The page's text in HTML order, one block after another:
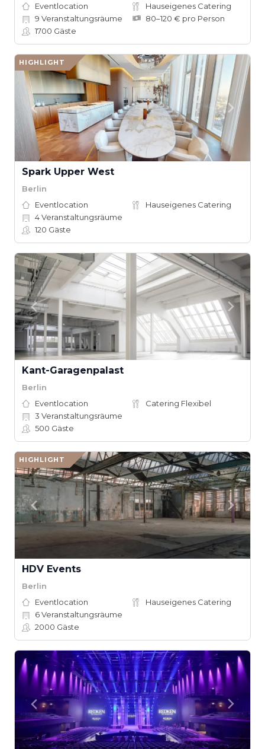
Eventlocation
Hauseigenes Catering
9 Veranstaltungsräume
80–120 € pro Person
1700 Gäste
HIGHLIGHT
Spark Upper West
Berlin
Eventlocation
Hauseigenes Catering
4Veranstaltungsräume
120 Gäste
Kant-Garagenpalast
Berlin
Eventlocation
Catering Flexibel
3 Veranstaltungsräume
500 Gäste
HIGHLIGHT
HDV Events
Berlin
Eventlocation
Hauseigenes Catering
6Veranstaltungsräume
2000 Gäste